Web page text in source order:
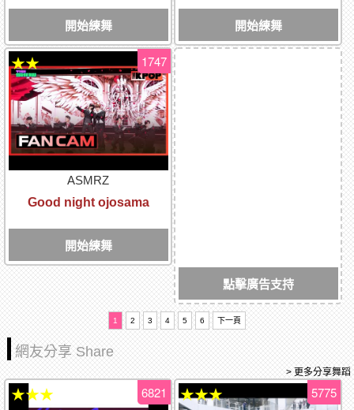
開始練舞 開始練舞
ASMRZ
Good night ojosama
開始練舞
1747
★★
點擊廣告支持
1 2 3 4 5 6 下一頁
網友分享 Share
> 更多分享舞蹈
6821
★★★ 5775
★★★